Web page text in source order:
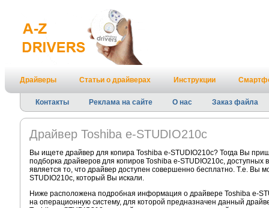
Драйверы Статьи о драйверах Инструкции
Контакты Реклама на сайте О нас Заказ файла
Драйвер Toshiba e-STUDIO210c
Вы ищете драйвер для копира Toshiba e-STUDIO210c? Тогда Вы
подборка драйверов для копиров Toshiba e-STUDIO210c,
является то, что драйвер доступен совершенно бесплатно. Т.е. Вы
STUDIO210c, который Вы искали.
Ниже расположена подробная информация о драйвере Toshiba e-
на операционную систему, для которой предназначен данный